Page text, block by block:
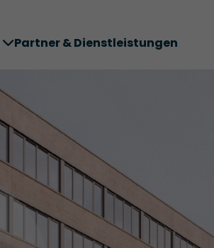
Partner & Dienstleistungen